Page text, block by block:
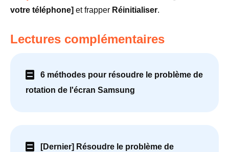
votre téléphone] et frapper Réinitialiser.
Lectures complémentaires
6 méthodes pour résoudre le problème de
rotation de l'écran Samsung
[Dernier] Résoudre le problème de